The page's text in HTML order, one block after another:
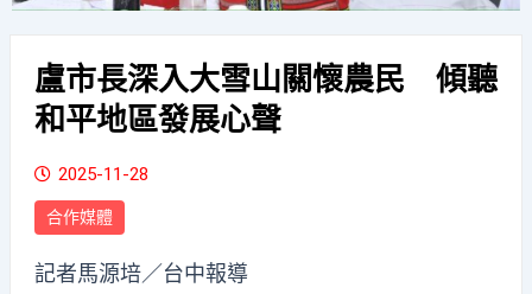
盧市長深入大雪山關懷農民 傾聽
和平地區發展心聲
2025-11-28
合作媒體
記者馬源培／台中報導